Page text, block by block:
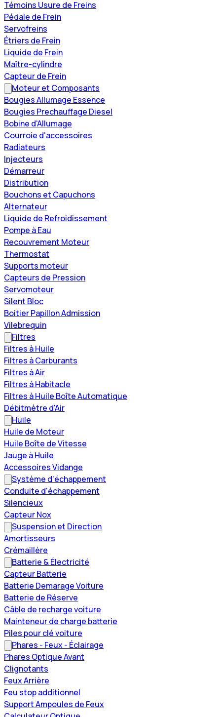
Témoins Usure de Freins
Pédale de Frein
Servofreins
Étriers de Frein
Liquide de Frein
Maître-cylindre
Capteur de Frein
Moteur et Composants
Bougies Allumage Essence
Bougies Prechauffage Diesel
Bobine d'Allumage
Courroie d'accessoires
Radiateurs
Injecteurs
Démarreur
Distribution
Bouchons et Capuchons
Alternateur
Liquide de Refroidissement
Pompe à Eau
Recouvrement Moteur
Thermostat
Supports moteur
Capteurs de Pression
Servomoteur
Silent Bloc
Boitier Papillon Admission
Vilebrequin
Filtres
Filtres à Huile
Filtres à Carburants
Filtres à Air
Filtres à Habitacle
Filtres à Huile Boîte Automatique
Débitmètre d'Air
Huile
Huile de Moteur
Huile Boîte de Vitesse
Jauge à Huile
Accessoires Vidange
Système d'échappement
Conduite d'échappement
Silencieux
Capteur Nox
Suspension et Direction
Amortisseurs
Crémaillère
Batterie & Électricité
Capteur Batterie
Batterie Demarage Voiture
Batterie de Réserve
Câble de recharge voiture
Mainteneur de charge batterie
Piles pour clé voiture
Phares - Feux - Éclairage
Phares Optique Avant
Clignotants
Feux Arrière
Feu stop additionnel
Support Ampoules de Feux